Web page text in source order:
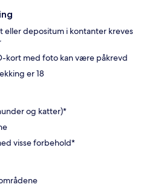
depositum i kontanter kreves
kort med foto kan være påkrevd
er 18
og katter)*
visse forbehold*